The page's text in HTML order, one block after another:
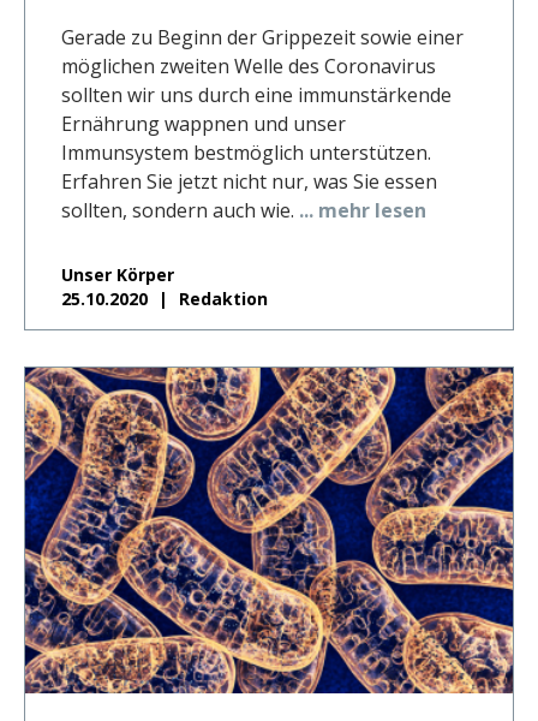
Gerade zu Beginn der Grippezeit sowie einer
möglichen zweiten Welle des Coronavirus
sollten wir uns durch eine immunstärkende
Ernährung wappnen und unser
Immunsystem bestmöglich unterstützen.
Erfahren Sie jetzt nicht nur, was Sie essen
sollten, sondern auch wie. ... mehr lesen
Unser Körper
25.10.2020
Redaktion